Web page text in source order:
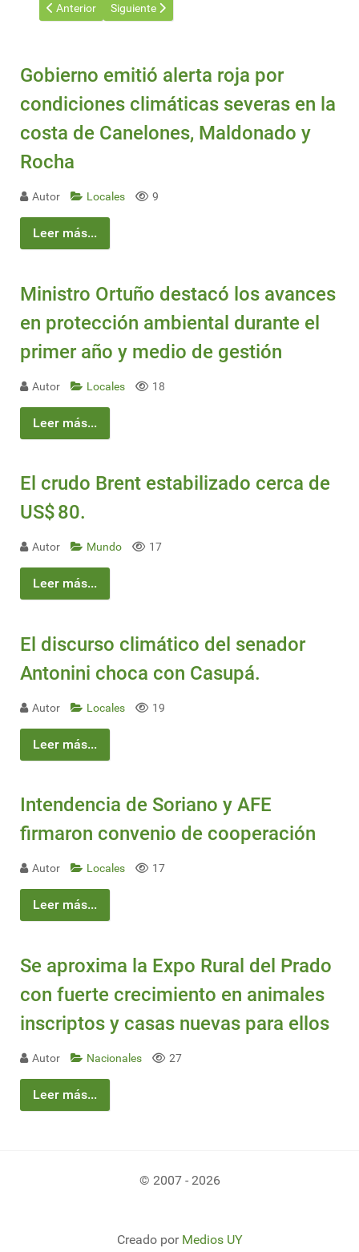
Artículo anterior: Lula pide a Trump «respeto» para Brasil en
Anterior Artículo siguiente: Exportación de madera desde
Siguiente
Gobierno emitió alerta roja por
condiciones climáticas severas en la
costa de Canelones, Maldonado y
Rocha
Autor Locales 9
Leer más...
Ministro Ortuño destacó los avances
en protección ambiental durante el
primer año y medio de gestión
Autor Locales 18
Leer más...
El crudo Brent estabilizado cerca de
US$ 80.
Autor Mundo 17
Leer más...
El discurso climático del senador
Antonini choca con Casupá.
Autor Locales 19
Leer más...
Intendencia de Soriano y AFE
firmaron convenio de cooperación
Autor Locales 17
Leer más...
Se aproxima la Expo Rural del Prado
con fuerte crecimiento en animales
inscriptos y casas nuevas para ellos
Autor Nacionales 27
Leer más...
© 2007 - 2026
Creado por Medios UY